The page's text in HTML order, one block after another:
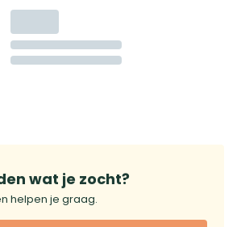
wat je zocht?
helpen je graag.